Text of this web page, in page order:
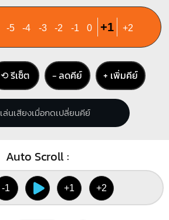
-5 -4 -3 -2 -1 0 +1 +2
⟲ รีเซ็ต − ลดคีย์ + เพิ่มคีย์
เล่นเสียงเมื่อกดเปลี่ยนคีย์
Auto Scroll :
-1 +1 +2